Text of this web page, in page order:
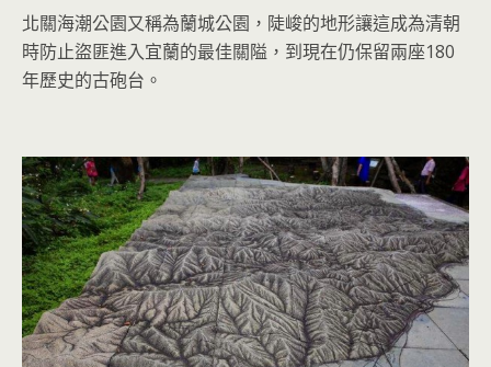
北關海潮公園又稱為蘭城公園，陡峻的地形讓這成為清朝
時防止盜匪進入宜蘭的最佳關隘，到現在仍保留兩座180
年歷史的古砲台。